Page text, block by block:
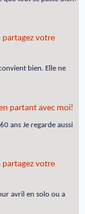
partagez votre
bien. Elle ne
partant avec moi!
ans Je regarde aussi
partagez votre
avril en solo ou a